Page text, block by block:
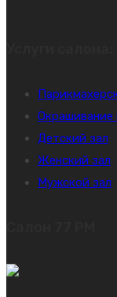
Окрашивание
Детский зал
Женский зал
Мужской зал